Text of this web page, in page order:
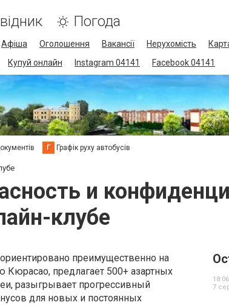
Погода
Афіша Оголошення Вакансії Нерухомість
Купуй онлайн Instagram 04141 Facebook 04141
Г Графік руху автобусів
и
клубе
преимущественно на
предлагает 500+ азартных
разыгрывает прогрессивный
для новых и постоянных
7